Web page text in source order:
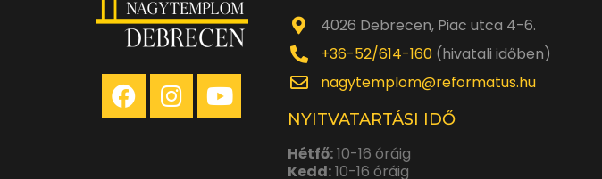
4026 Debrecen, Piac utca 4-6.
+36-52/614-160 (hivatali időben)
nagytemplom@reformatus.hu
NYITVATARTÁSI IDŐ
Hétfő:10-16 óráig
Kedd:10-16 óráig